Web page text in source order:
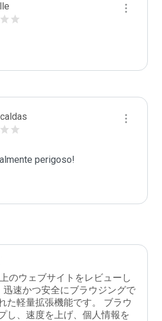
perigoso!
のウェブサイトをレビューし
迅速かつ安全にブラウジングで
た軽量拡張機能です。 ブラウ
し、速度を上げ、個人情報を